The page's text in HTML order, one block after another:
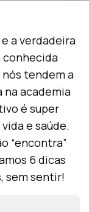
a verdadeira
tendem a
na academia
é super
e saúde.
“encontra”
6 dicas
sem sentir!